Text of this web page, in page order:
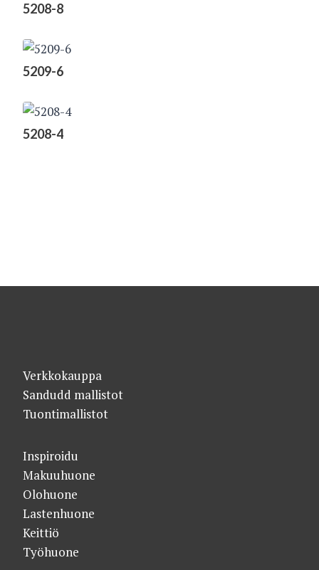
5208-8
5209-6
5208-4
Verkkokauppa
Sandudd mallistot
Tuontimallistot
Inspiroidu
Makuuhuone
Olohuone
Lastenhuone
Keittiö
Työhuone